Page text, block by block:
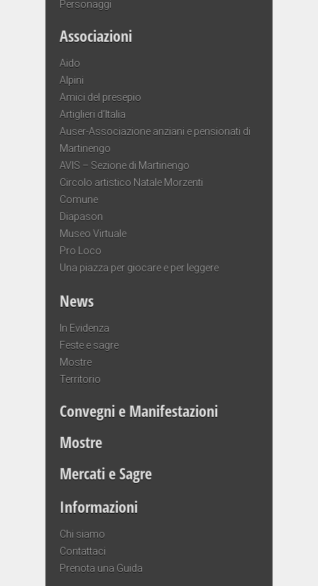
Personaggi
Associazioni
Aido
Alpini
Amici del presepio
Artiglieri d’Italia
Auser-Associazione anziani e pensionati di
Martinengo
AVIS – Sezione di Martinengo
Circolo artistico Natale Morzenti
Comune
Diapason
Museo Virtuale
Pro Loco
Una piazza per giocare e per leggere
News
In Evidenza
Feste e sagre
Mostre
Territorio
Convegni e Manifestazioni
Mostre
Mercati e Sagre
Informazioni
Chi siamo
Contattaci
Prenota una Guida